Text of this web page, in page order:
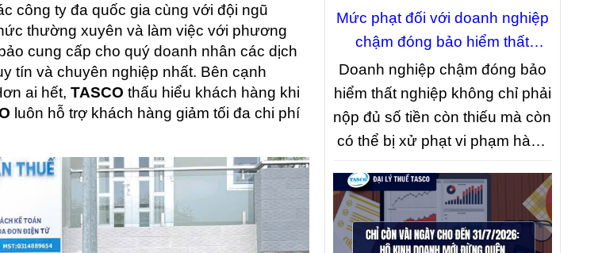
công ty đa quốc gia cùng với đội ngũ
thường xuyên và làm việc với phương
cung cấp cho quý doanh nhân các dịch
tín và chuyên nghiệp nhất. Bên cạnh
ai hết, TASCO thấu hiểu khách hàng khi
luôn hỗ trợ khách hàng giảm tối đa chi phí
Mức phạt đối với doanh nghiệp
chậm đóng bảo hiểm thất
nghiệp năm 2026
Doanh nghiệp chậm đóng bảo
hiểm thất nghiệp không chỉ phải
nộp đủ số tiền còn thiếu mà còn
có thể bị xử phạt vi phạm hành
tiền tính theo số ngày chậm
đóng. Đây là một trong những
quy định mới được Chính phủ